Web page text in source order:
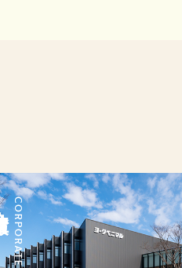
CORPORATE
報